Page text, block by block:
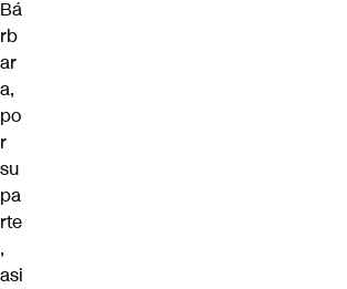
Bá
rb
ar
a,
po
r
su
pa
rte
,
asi